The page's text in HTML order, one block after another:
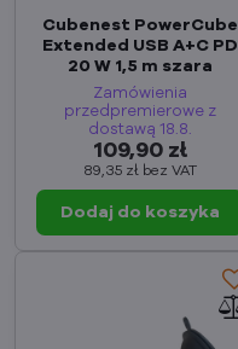
Cubenest PowerCube
Extended USB A+C PD
20 W 1,5 m szara
Zamówienia
przedpremierowe z
dostawą 18.8.
109,90 zł
89,35 zł bez VAT
Dodaj do koszyka